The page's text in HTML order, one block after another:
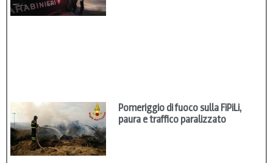
Pomeriggio di fuoco sulla FiPiLi,
paura e traffico paralizzato